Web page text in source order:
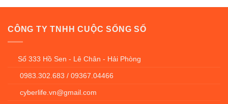
CÔNG TY TNHH CUỘC SỐNG SỐ
Số 333 Hồ Sen - Lê Chân - Hải Phòng
0983.302.683 / 09367.04466
cyberlife.vn@gmail.com